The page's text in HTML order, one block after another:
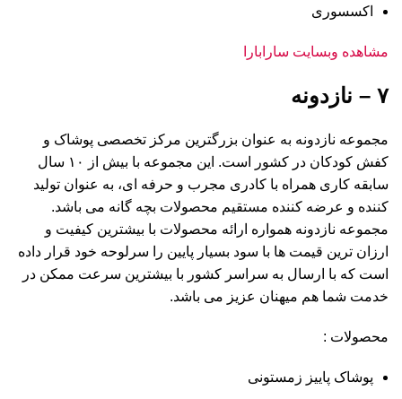
اکسسوری
مشاهده وبسایت سارابارا
۷ – نازدونه
مجموعه نازدونه به عنوان بزرگترین مرکز تخصصی پوشاک و
کفش کودکان در کشور است. این مجموعه با بیش از ۱۰ سال
سابقه کاری همراه با کادری مجرب و حرفه ای، به عنوان تولید
کننده و عرضه کننده مستقیم محصولات بچه گانه می باشد.
مجموعه نازدونه همواره ارائه محصولات با بیشترین کیفیت و
ارزان ترین قیمت ها با سود بسیار پایین را سرلوحه خود قرار داده
است که با ارسال به سراسر کشور با بیشترین سرعت ممکن در
خدمت شما هم میهنان عزیز می باشد.
محصولات :
پوشاک پاییز زمستونی